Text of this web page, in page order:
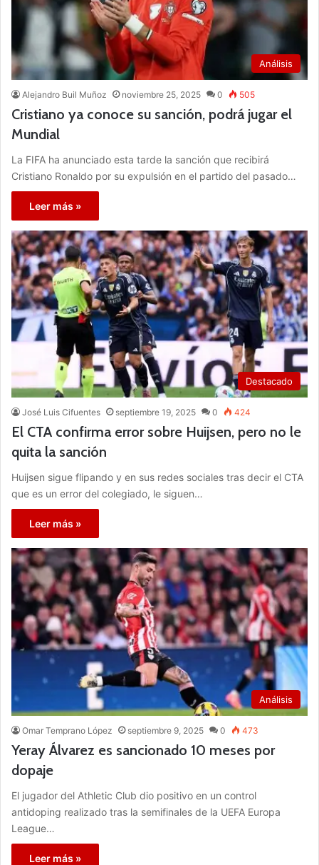
Análisis
Alejandro Buil Muñoz noviembre 25, 2025 0 505
Cristiano ya conoce su sanción, podrá jugar el
Mundial
La FIFA ha anunciado esta tarde la sanción que recibirá
Cristiano Ronaldo por su expulsión en el partido del pasado…
Leer más »
Destacado
José Luis Cifuentes septiembre 19, 2025 0 424
El CTA confirma error sobre Huijsen, pero no le
quita la sanción
Huijsen sigue flipando y en sus redes sociales tras decir el CTA
que es un error del colegiado, le siguen…
Leer más »
Análisis
Omar Temprano López septiembre 9, 2025 0 473
Yeray Álvarez es sancionado 10 meses por
dopaje
El jugador del Athletic Club dio positivo en un control
antidoping realizado tras la semifinales de la UEFA Europa
League…
Leer más »